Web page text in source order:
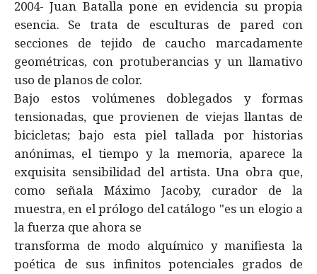
2004- Juan Batalla pone en evidencia su propia
esencia. Se trata de esculturas de pared con
secciones de tejido de caucho marcadamente
geométricas, con protuberancias y un llamativo
uso de planos de color.
Bajo estos volúmenes doblegados y formas
tensionadas, que provienen de viejas llantas de
bicicletas; bajo esta piel tallada por historias
anónimas, el tiempo y la memoria, aparece la
exquisita sensibilidad del artista. Una obra que,
como señala Máximo Jacoby, curador de la
muestra, en el prólogo del catálogo "es un elogio a
la fuerza que ahora se
transforma de modo alquímico y manifiesta la
poética de sus infinitos potenciales grados de